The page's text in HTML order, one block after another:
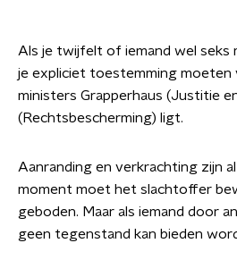
Als je twijfelt of iemand wel seks
je expliciet toestemming moeten
ministers Grapperhaus (Justitie
(Rechtsbescherming) ligt.
Aanranding en verkrachting zijn
moment moet het slachtoffer
geboden. Maar als iemand door
geen tegenstand kan bieden